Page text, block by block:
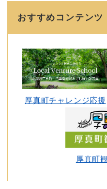
おすすめコンテンツ
厚真町チャレンジ応援
厚真町